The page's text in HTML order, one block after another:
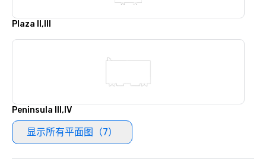
Plaza II,III
Peninsula III,IV
显示所有平面图（7）